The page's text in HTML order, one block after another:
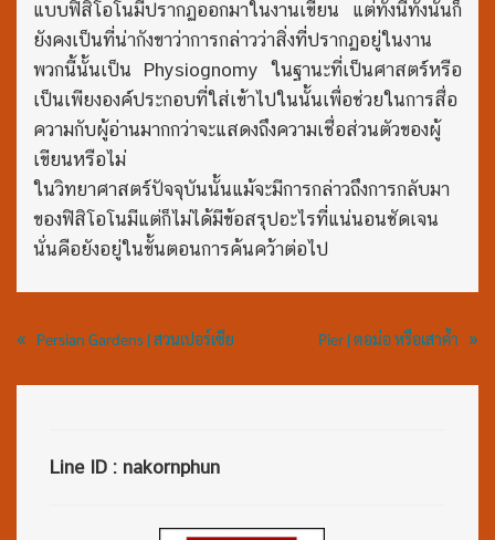
แบบฟิสิโอโนมีปรากฏออกมาในงานเขียน แต่ทั้งนี้ทั้งนั้นก็
ยังคงเป็นที่น่ากังขาว่าการกล่าวว่าสิ่งที่ปรากฏอยู่ในงาน
พวกนี้นั้นเป็น Physiognomy ในฐานะที่เป็นศาสตร์หรือ
เป็นเพียงองค์ประกอบที่ใส่เข้าไปในนั้นเพื่อช่วยในการสื่อ
ความกับผู้อ่านมากกว่าจะแสดงถึงความเชื่อส่วนตัวของผู้
เขียนหรือไม่
ในวิทยาศาสตร์ปัจจุบันนั้นแม้จะมีการกล่าวถึงการกลับมา
ของฟิสิโอโนมีแต่ก็ไม่ได้มีข้อสรุปอะไรที่แน่นอนชัดเจน
นั่นคือยังอยู่ในขั้นตอนการค้นคว้าต่อไป
« Persian Gardens | สวนเปอร์เซีย Pier | ตอม่อ หรือเสาค้ำ »
Line ID : nakornphun